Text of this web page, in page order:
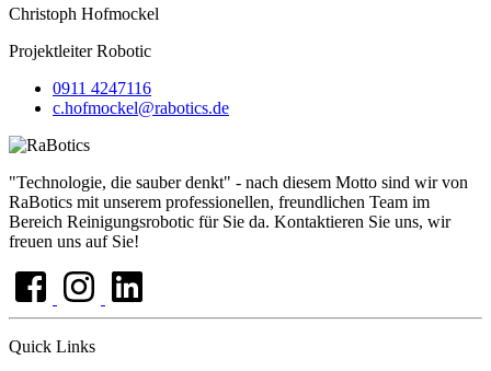
Christoph Hofmockel
Projektleiter Robotic
0911 4247116
c.hofmockel@rabotics.de
"Technologie, die sauber denkt" - nach diesem Motto sind wir von
RaBotics mit unserem professionellen, freundlichen Team im
Bereich Reinigungsrobotic für Sie da. Kontaktieren Sie uns, wir
freuen uns auf Sie!
Quick Links